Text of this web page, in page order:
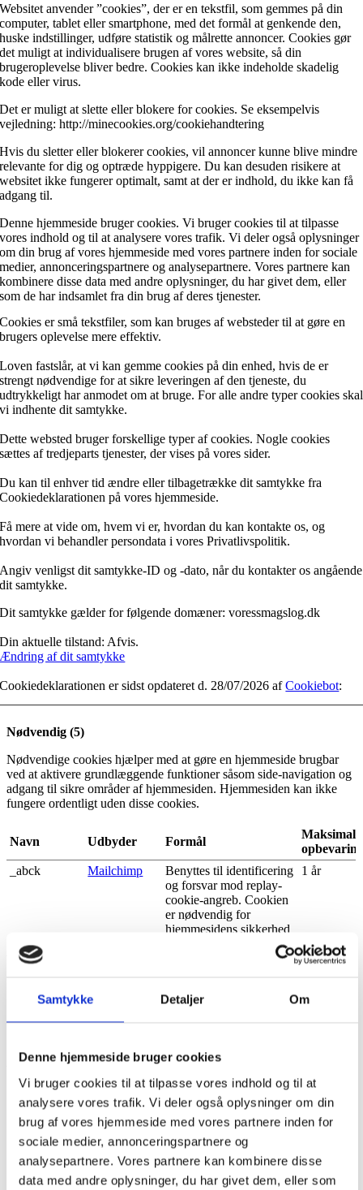
Samtykke Detaljer Om
Denne hjemmeside bruger cookies
Vi bruger cookies til at tilpasse vores indhold og til at
analysere vores trafik. Vi deler også oplysninger om din
brug af vores hjemmeside med vores partnere inden for
sociale medier, annonceringspartnere og
analysepartnere. Vores partnere kan kombinere disse
data med andre oplysninger, du har givet dem, eller som
Websitet anvender ”cookies”, der er en tekstfil, som gemmes på din
computer, tablet eller smartphone, med det formål at genkende den,
huske indstillinger, udføre statistik og målrette annoncer. Cookies gør
det muligt at individualisere brugen af vores website, så din
brugeroplevelse bliver bedre. Cookies kan ikke indeholde skadelig
kode eller virus.
Det er muligt at slette eller blokere for cookies. Se eksempelvis
vejledning: http://minecookies.org/cookiehandtering
Hvis du sletter eller blokerer cookies, vil annoncer kunne blive mindre
relevante for dig og optræde hyppigere. Du kan desuden risikere at
websitet ikke fungerer optimalt, samt at der er indhold, du ikke kan få
adgang til.
Denne hjemmeside bruger cookies. Vi bruger cookies til at tilpasse
vores indhold og til at analysere vores trafik. Vi deler også oplysninger
om din brug af vores hjemmeside med vores partnere inden for sociale
medier, annonceringspartnere og analysepartnere. Vores partnere kan
kombinere disse data med andre oplysninger, du har givet dem, eller
som de har indsamlet fra din brug af deres tjenester.
Cookies er små tekstfiler, som kan bruges af websteder til at gøre en
brugers oplevelse mere effektiv.
Loven fastslår, at vi kan gemme cookies på din enhed, hvis de er
strengt nødvendige for at sikre leveringen af den tjeneste, du
udtrykkeligt har anmodet om at bruge. For alle andre typer cookies skal
vi indhente dit samtykke.
Dette websted bruger forskellige typer af cookies. Nogle cookies
sættes af tredjeparts tjenester, der vises på vores sider.
Du kan til enhver tid ændre eller tilbagetrække dit samtykke fra
Cookiedeklarationen på vores hjemmeside.
Få mere at vide om, hvem vi er, hvordan du kan kontakte os, og
hvordan vi behandler persondata i vores Privatlivspolitik.
Angiv venligst dit samtykke-ID og -dato, når du kontakter os angående
dit samtykke.
Dit samtykke gælder for følgende domæner: voressmagslog.dk
Din aktuelle tilstand: Afvis.
Ændring af dit samtykke
Cookiedeklarationen er sidst opdateret d. 28/07/2026 afCookiebot:
Nødvendig (5)
Nødvendige cookies hjælper med at gøre en hjemmeside brugbar
ved at aktivere grundlæggende funktioner såsom side-navigation og
adgang til sikre områder af hjemmesiden. Hjemmesiden kan ikke
fungere ordentligt uden disse cookies.
Navn Udbyder Formål
Maksimal
_abck
Mailchimp
Benyttes til identificering
og forsvar mod replay-
cookie-angreb. Cookien
er nødvendig for
hjemmesidens sikkerhed
1 år
ak_bmsc
virkelig person eller en
software-robot - Dette
brugen af hjemmesiden.
1 dag
bm_sz Mailchimp
Benyttes i forbindelse
med hjemmesidens
BotManager. Denne
identificerer,
kategoriserer og
udfærdiger rapporter
omhandlende bots der
forsøger at tilgå
1 dag